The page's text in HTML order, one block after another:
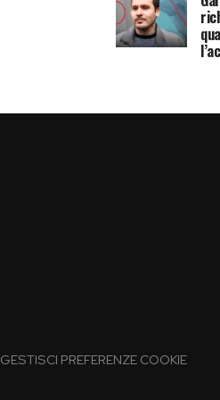
GESTISCI PREFERENZE COOKIE